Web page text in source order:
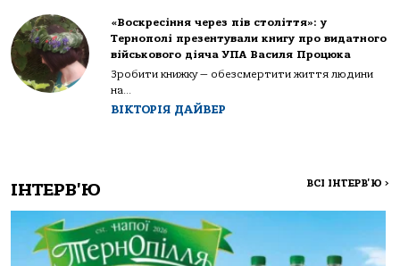
«Воскресіння через пів століття»: у
Тернополі презентували книгу про видатного
військового діяча УПА Василя Процюка
Зробити книжку — обезсмертити життя людини
на...
ВІКТОРІЯ ДАЙВЕР
ІНТЕРВ'Ю ВСІ ІНТЕРВ'Ю >